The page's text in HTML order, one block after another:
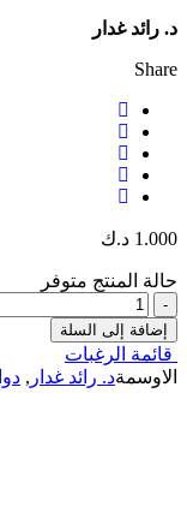
د. رائد غدار
Share
1.000 د.ك
حالة المنتج متوفر
إضافة إلى السلة
قائمة الرغبات
الاوسمةد. رائد غدار ,